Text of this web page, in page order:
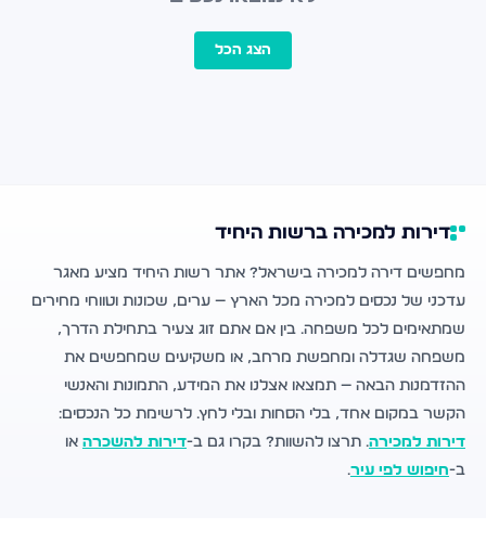
הצג הכל
דירות למכירה ברשות היחיד
מחפשים דירה למכירה בישראל? אתר רשות היחיד מציע מאגר
עדכני של נכסים למכירה מכל הארץ — ערים, שכונות וטווחי מחירים
שמתאימים לכל משפחה. בין אם אתם זוג צעיר בתחילת הדרך,
משפחה שגדלה ומחפשת מרחב, או משקיעים שמחפשים את
ההזדמנות הבאה — תמצאו אצלנו את המידע, התמונות והאנשי
הקשר במקום אחד, בלי הסחות ובלי לחץ. לרשימת כל הנכסים:
דירות למכירה. תרצו להשוות? בקרו גם ב-דירות להשכרה או
ב-חיפוש לפי עיר.